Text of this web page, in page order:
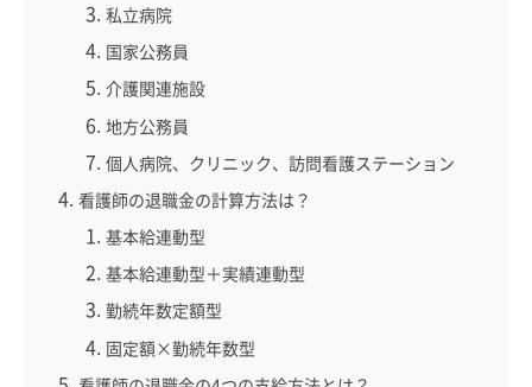
私立病院
国家公務員
介護関連施設
地方公務員
個人病院、クリニック、訪問看護ステーション
看護師の退職金の計算方法は？
基本給連動型
基本給連動型＋実績連動型
勤続年数定額型
固定額×勤続年数型